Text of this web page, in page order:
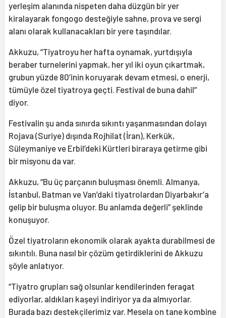
yerleşim alanında nispeten daha düzgün bir yer
kiralayarak fongogo desteğiyle sahne, prova ve sergi
alanı olarak kullanacakları bir yere taşındılar.
Akkuzu, “Tiyatroyu her hafta oynamak, yurtdışıyla
beraber turnelerini yapmak, her yıl iki oyun çıkartmak,
grubun yüzde 80’inin koruyarak devam etmesi, o enerji,
tümüyle özel tiyatroya geçti. Festival de buna dahil”
diyor.
Festivalin şu anda sınırda sıkıntı yaşanmasından dolayı
Rojava (Suriye) dışında Rojhilat (İran), Kerkük,
Süleymaniye ve Erbil’deki Kürtleri biraraya getirme gibi
bir misyonu da var.
Akkuzu, “Bu üç parçanın buluşması önemli. Almanya,
İstanbul, Batman ve Van’daki tiyatrolardan Diyarbakır’a
gelip bir buluşma oluyor. Bu anlamda değerli” şeklinde
konuşuyor.
Özel tiyatroların ekonomik olarak ayakta durabilmesi de
sıkıntılı. Buna nasıl bir çözüm getirdiklerini de Akkuzu
şöyle anlatıyor.
“Tiyatro grupları sağ olsunlar kendilerinden feragat
ediyorlar, aldıkları kaşeyi indiriyor ya da almıyorlar.
Burada bazı destekçilerimiz var. Mesela on tane kombine